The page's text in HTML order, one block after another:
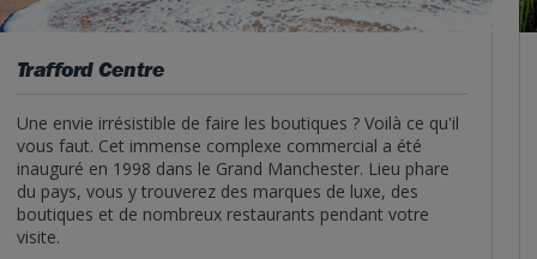
Trafford Centre
Une envie irrésistible de faire les boutiques ? Voilà ce qu'il
vous faut. Cet immense complexe commercial a été
inauguré en 1998 dans le Grand Manchester. Lieu phare
du pays, vous y trouverez des marques de luxe, des
boutiques et de nombreux restaurants pendant votre
visite.